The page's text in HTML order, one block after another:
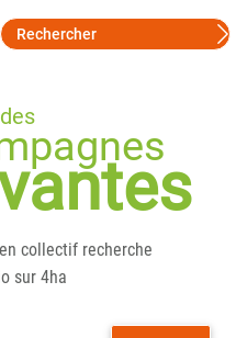
collectif recherche
sur 4ha